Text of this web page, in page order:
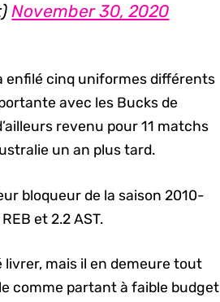
November 30, 2020
enfilé cinq uniformes différents
avec les Bucks de
revenu pour 11 matchs
un an plus tard.
bloqueur de la saison 2010-
et 2.2 AST.
livrer, mais il en demeure tout
comme partant à faible budget